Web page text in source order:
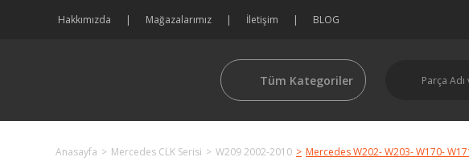
Hakkımızda Mağazalarımız İletişim BLOG
Tüm Kategoriler
Anasayfa Mercedes CLK Serisi W209 2002-2010 Mercedes W202- W203- W170-